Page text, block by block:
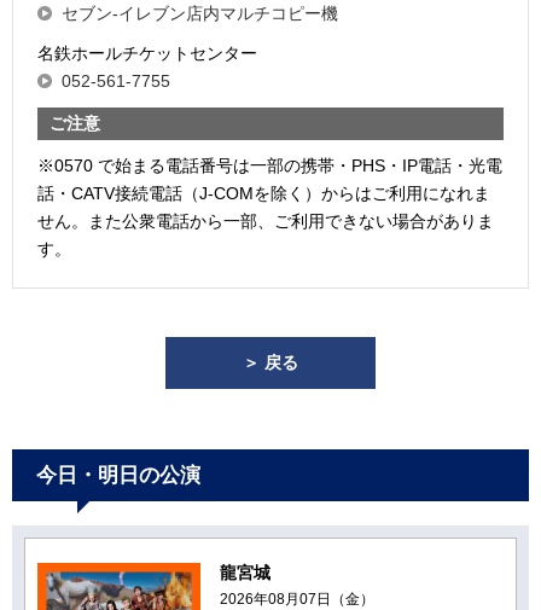
セブン-イレブン店内マルチコピー機
名鉄ホールチケットセンター
052-561-7755
ご注意
※0570 で始まる電話番号は一部の携帯・PHS・IP電話・光電
話・CATV接続電話（J-COMを除く）からはご利用になれま
せん。また公衆電話から一部、ご利用できない場合がありま
す。
＞ 戻る
今日・明日の公演
龍宮城
2026年08月07日（金）